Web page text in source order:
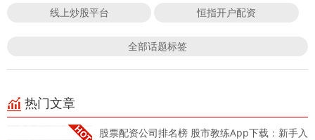
线上炒股平台 恒指开户配资
全部话题标签
热门文章
股票配资公司排名榜 股市教练App下载：新手入